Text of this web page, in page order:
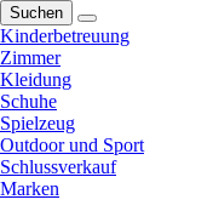
Suchen
Kinderbetreuung
Zimmer
Kleidung
Schuhe
Spielzeug
Outdoor und Sport
Schlussverkauf
Marken